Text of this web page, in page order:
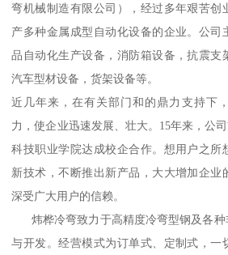
弯机械制造有限公司），经过多年艰苦创
产多种金属成型自动化设备的企业。公司
品自动化生产设备，消防箱设备，抗震支
汽车型材设备，货架设备等。
近几年来，在有关部门和的鼎力支持下
力，使企业迅速发展、壮大。15年来，公
科技职业学院达成校企合作。想用户之所
新技术，不断推出新产品，大大增加企业
深受广大用户的信赖。
炜桦冷弯致力于高精度冷弯型钢及各种
与开发。经营模式为订单式、定制式，一